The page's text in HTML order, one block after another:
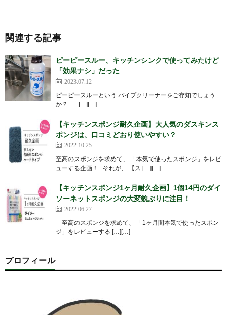
関連する記事
ピーピースルー、キッチンシンクで使ってみたけど
「効果ナシ」だった
2023.07.12
ピーピースルーという パイプクリーナーをご存知でしょう
か？ […][…]
【キッチンスポンジ耐久企画】大人気のダスキンス
ポンジは、口コミどおり使いやすい？
2022.10.25
至高のスポンジを求めて、 「本気で使ったスポンジ」をレビ
ューする企画！ それが、 【ス […][…]
【キッチンスポンジ1ヶ月耐久企画】1個14円のダイ
ソーネットスポンジの大変貌ぶりに注目！
2022.06.27
至高のスポンジを求めて、 「1ヶ月間本気で使ったスポン
ジ」をレビューする […][…]
プロフィール